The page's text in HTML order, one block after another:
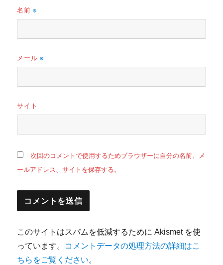
名前※
メール※
サイト
次回のコメントで使用するためブラウザーに自分の名前、メ
ールアドレス、サイトを保存する。
このサイトはスパムを低減するために Akismet を使
っています。 コメントデータの処理方法の詳細はこ
ちらをご覧ください。